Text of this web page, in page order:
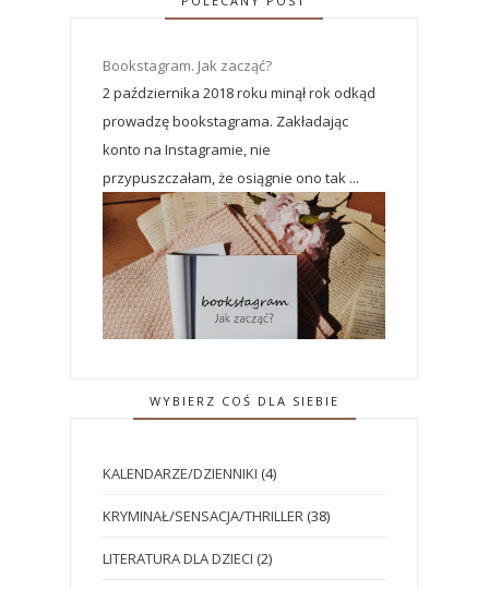
Bookstagram. Jak zacząć?
2 października 2018 roku minął rok odkąd
prowadzę bookstagrama. Zakładając
konto na Instagramie, nie
przypuszczałam, że osiągnie ono tak ...
WYBIERZ COŚ DLA SIEBIE
KALENDARZE/DZIENNIKI (4)
KRYMINAŁ/SENSACJA/THRILLER (38)
LITERATURA DLA DZIECI (2)